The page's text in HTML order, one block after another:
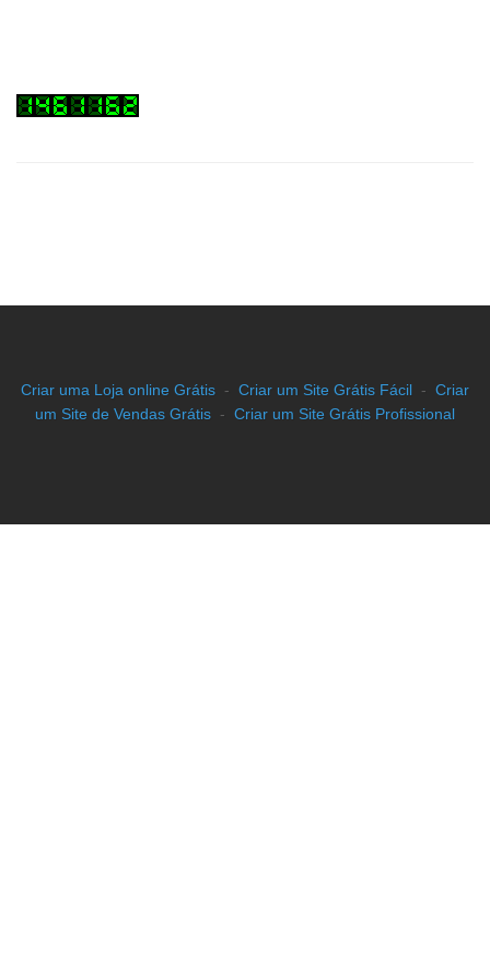
Criar uma Loja online Grátis - Criar um Site Grátis Fácil - Criar
um Site de Vendas Grátis - Criar um Site Grátis Profissional